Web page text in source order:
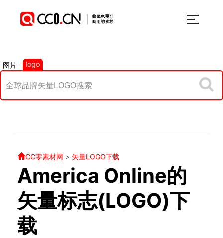
图片 logo
CC零素材网 > 矢量LOGO下载
America Online的
矢量标志(LOGO)下
载